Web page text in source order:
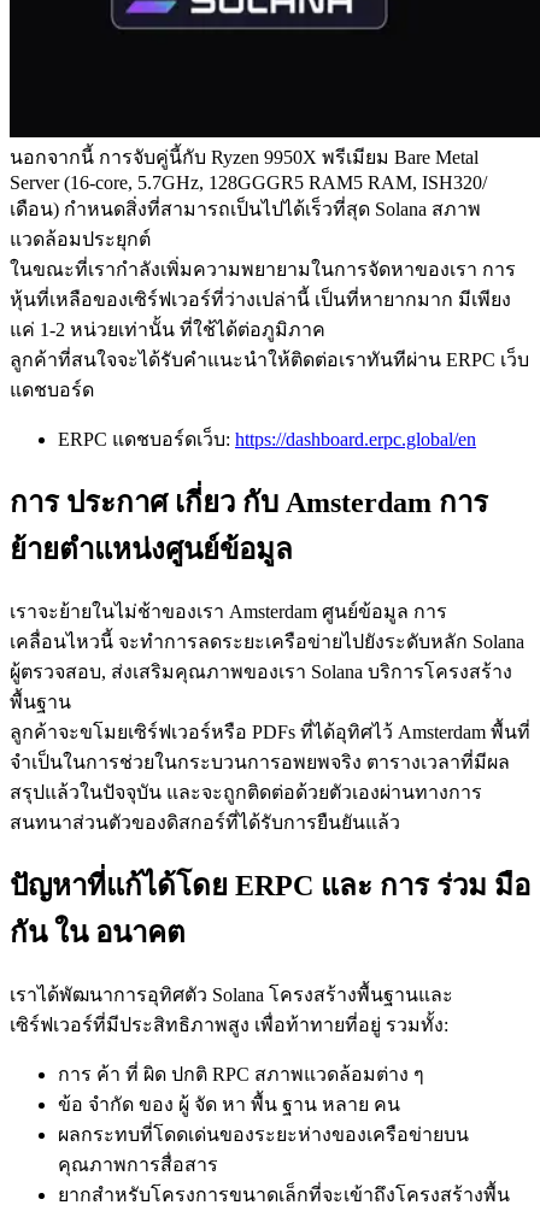
นอกจากนี้ การจับคู่นี้กับ Ryzen 9950X พรีเมียม Bare Metal
Server (16-core, 5.7GHz, 128GGGR5 RAM5 RAM, ISH320/
เดือน) กําหนดสิ่งที่สามารถเป็นไปได้เร็วที่สุด Solana สภาพ
แวดล้อมประยุกต์
ในขณะที่เรากําลังเพิ่มความพยายามในการจัดหาของเรา การ
หุ้นที่เหลือของเซิร์ฟเวอร์ที่ว่างเปล่านี้ เป็นที่หายากมาก มีเพียง
แค่ 1-2 หน่วยเท่านั้น ที่ใช้ได้ต่อภูมิภาค
ลูกค้าที่สนใจจะได้รับคําแนะนําให้ติดต่อเราทันทีผ่าน ERPC เว็บ
แดชบอร์ด
ERPC แดชบอร์ดเว็บ: https://dashboard.erpc.global/en
การ ประกาศ เกี่ยว กับ Amsterdam การ
ย้ายตําแหน่งศูนย์ข้อมูล
เราจะย้ายในไม่ช้าของเรา Amsterdam ศูนย์ข้อมูล การ
เคลื่อนไหวนี้ จะทําการลดระยะเครือข่ายไปยังระดับหลัก Solana
ผู้ตรวจสอบ, ส่งเสริมคุณภาพของเรา Solana บริการโครงสร้าง
พื้นฐาน
ลูกค้าจะขโมยเซิร์ฟเวอร์หรือ PDFs ที่ได้อุทิศไว้ Amsterdam พื้นที่
จําเป็นในการช่วยในกระบวนการอพยพจริง ตารางเวลาที่มีผล
สรุปแล้วในปัจจุบัน และจะถูกติดต่อด้วยตัวเองผ่านทางการ
สนทนาส่วนตัวของดิสกอร์ที่ได้รับการยืนยันแล้ว
ปัญหาที่แก้ได้โดย ERPC และ การ ร่วม มือ
กัน ใน อนาคต
เราได้พัฒนาการอุทิศตัว Solana โครงสร้างพื้นฐานและ
เซิร์ฟเวอร์ที่มีประสิทธิภาพสูง เพื่อท้าทายที่อยู่ รวมทั้ง:
การ ค้า ที่ ผิด ปกติ RPC สภาพแวดล้อมต่าง ๆ
ข้อ จํากัด ของ ผู้ จัด หา พื้น ฐาน หลาย คน
ผลกระทบที่โดดเด่นของระยะห่างของเครือข่ายบน
คุณภาพการสื่อสาร
ยากสําหรับโครงการขนาดเล็กที่จะเข้าถึงโครงสร้างพื้น